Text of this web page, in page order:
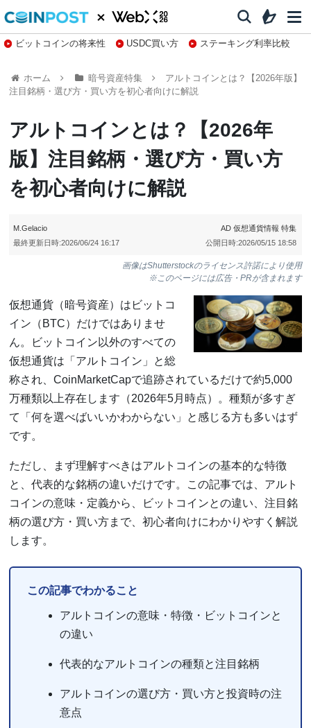
ビットコインの将来性 USDC買い方
ステーキング利率比較
ホーム
暗号資産特集
アルトコインとは？【2026年版】
注目銘柄・選び方・買い方を初心者向けに解説
アルトコインとは？【2026年
版】注目銘柄・選び方・買い方
を初心者向けに解説
M.Gelacio AD 仮想通貨情報 特集
公開日時:2026/05/15 18:58
最終更新日時:2026/06/24 16:17
画像はShutterstockのライセンス許諾により使用
※このページには広告・PRが含まれます
仮想通貨（暗号資産）はビットコ
イン（BTC）だけではありませ
ん。ビットコイン以外のすべての
仮想通貨は「アルトコイン」と総
称され、CoinMarketCapで追跡されているだけで約5,000
万種類以上存在します（2026年5月時点）。種類が多すぎ
て「何を選べばいいかわからない」と感じる方も多いはず
です。
ただし、まず理解すべきはアルトコインの基本的な特徴
と、代表的な銘柄の違いだけです。この記事では、アルト
コインの意味・定義から、ビットコインとの違い、注目銘
柄の選び方・買い方まで、初心者向けにわかりやすく解説
します。
この記事でわかること
アルトコインの意味・特徴・ビットコインと
の違い
代表的なアルトコインの種類と注目銘柄
アルトコインの選び方・買い方と投資時の注
意点